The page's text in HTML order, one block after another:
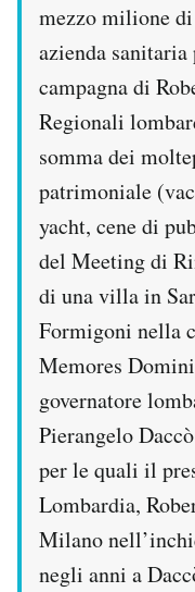
mezzo milione
azienda
campagna di
Regionali
somma dei
patrimoniale
yacht, cene di
del Meeting di
di una villa in
Formigoni nella
Memores
governatore
Pierangelo
per le quali il
Lombardia,
Milano
negli anni a